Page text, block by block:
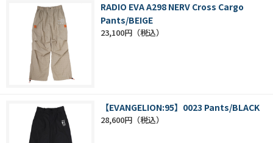
RADIO EVA A298 NERV Cross Cargo
Pants/BEIGE
23,100円
【EVANGELION:95】0023 Pants/BLACK
28,600円